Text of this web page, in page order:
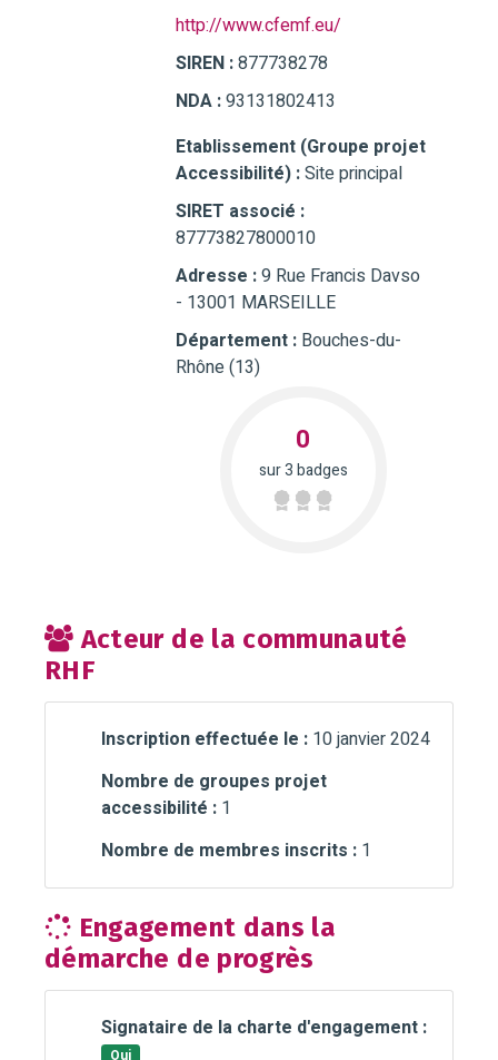
http://www.cfemf.eu/
SIREN :877738278
NDA :93131802413
Etablissement (Groupe projet
Accessibilité) :Site principal
SIRET associé :
87773827800010
Adresse :9 Rue Francis Davso
- 13001 MARSEILLE
Département : Bouches-du-
Rhône (13)
0
sur 3 badges
Acteur de la communauté
RHF
Inscription effectuée le : 10 janvier 2024
Nombre de groupes projet
accessibilité : 1
Nombre de membres inscrits : 1
Engagement dans la
démarche de progrès
Signataire de la charte d'engagement :
Oui